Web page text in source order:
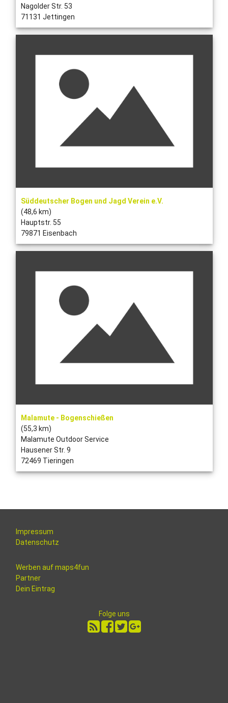
Nagolder Str. 53
71131 Jettingen
Süddeutscher Bogen und Jagd Verein e.V.
(48,6 km)
Hauptstr. 55
79871 Eisenbach
Malamute - Bogenschießen
(55,3 km)
Malamute Outdoor Service
Hausener Str. 9
72469 Tieringen
Impressum
Datenschutz
Werben auf maps4fun
Partner
Dein Eintrag
Folge uns